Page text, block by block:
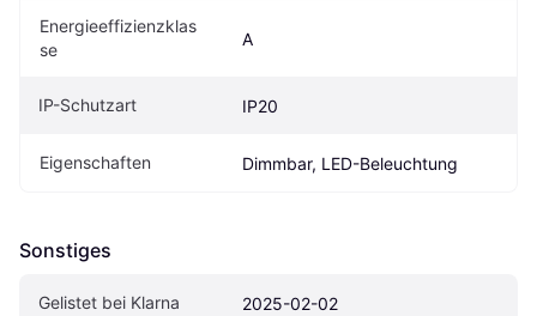
Energieeffizienzklas
se
A
IP-Schutzart IP20
Eigenschaften Dimmbar, LED-Beleuchtung
Sonstiges
Gelistet bei Klarna 2025-02-02